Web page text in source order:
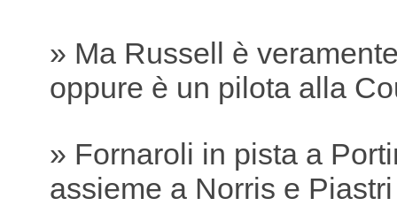
» Ma Russell è
oppure è un pilota alla
» Fornaroli in pista a
assieme a Norris e Piastri